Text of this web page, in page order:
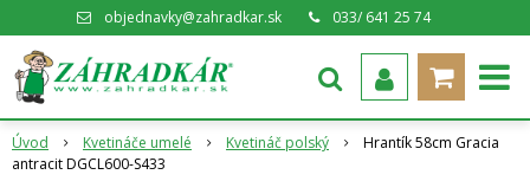
objednavky@zahradkar.sk 033/ 641 25 74
Úvod Kvetináče umelé Kvetináč polský
Hrantík 58cm Gracia
antracit DGCL600-S433